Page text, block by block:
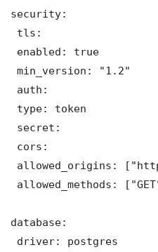
security:
tls:
enabled: true
min_version: "1.2"
auth:
type: token
secret:
cors:
allowed_origins:
allowed_methods:
database:
driver: postgres